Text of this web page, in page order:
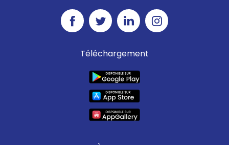
Téléchargement